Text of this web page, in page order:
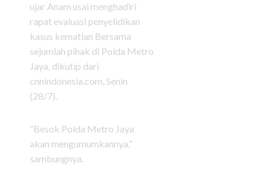
ujar Anam usai menghadiri
rapat evaluasi penyelidikan
kasus kematian Bersama
sejumlah pihak di Polda Metro
Jaya, dikutip dari
cnnindonesia.com, Senin
(28/7).
“Besok Polda Metro Jaya
akan mengumumkannya,”
sambungnya.